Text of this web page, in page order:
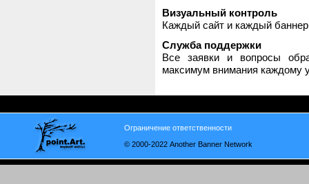
Визуальный контроль
Каждый сайт и каждый
Служба поддержки
Все заявки и вопросы
максимум внимания каждому
Ограничение ответственности
© 2000-2022 Another Banner Network